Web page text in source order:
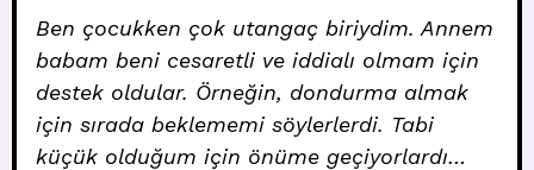
Ben çocukken çok utangaç biriydim. Annem
babam beni cesaretli ve iddialı olmam için
destek oldular. Örneğin, dondurma almak
için sırada beklememi söylerlerdi. Tabi
küçük olduğum için önüme geçiyorlardı…